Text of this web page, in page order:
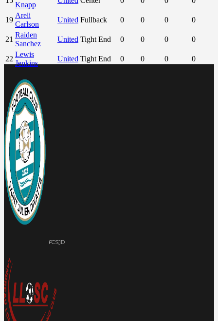
Knapp
19
Areli
Carlson
United Fullback 0 0 0 0
21
Raiden
Sanchez
United Tight End 0 0 0 0
22
Lewis
Jenkins
United Tight End 0 0 0 0
FCSJD